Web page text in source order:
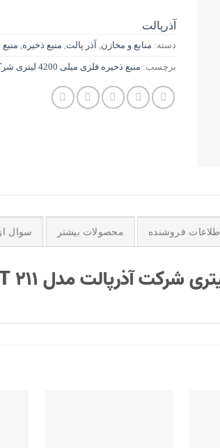
آذرپالت
دسته: منابع و مخازن آذر پالت منبع ذخیره
برچسب: منبع ذخیره فلزی میلی 4200 لیتری شرکت آذرپالت مدل PT 211
اطلاعات فروشنده محصولات بیشتر سوال